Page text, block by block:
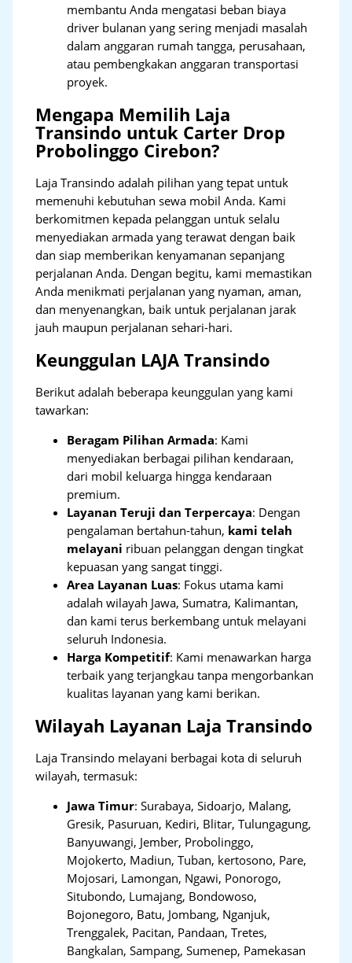
membantu Anda mengatasi beban biaya
driver bulanan yang sering menjadi masalah
dalam anggaran rumah tangga, perusahaan,
atau pembengkakan anggaran transportasi
proyek.
Mengapa Memilih Laja
Transindo untuk Carter Drop
Probolinggo Cirebon?
Laja Transindo adalah pilihan yang tepat untuk
memenuhi kebutuhan sewa mobil Anda. Kami
berkomitmen kepada pelanggan untuk selalu
menyediakan armada yang terawat dengan baik
dan siap memberikan kenyamanan sepanjang
perjalanan Anda. Dengan begitu, kami memastikan
Anda menikmati perjalanan yang nyaman, aman,
dan menyenangkan, baik untuk perjalanan jarak
jauh maupun perjalanan sehari-hari.
Keunggulan LAJA Transindo
Berikut adalah beberapa keunggulan yang kami
tawarkan:
Beragam Pilihan Armada: Kami
menyediakan berbagai pilihan kendaraan,
dari mobil keluarga hingga kendaraan
premium.
Layanan Teruji dan Terpercaya: Dengan
pengalaman bertahun-tahun, kami telah
melayani ribuan pelanggan dengan tingkat
kepuasan yang sangat tinggi.
Area Layanan Luas: Fokus utama kami
adalah wilayah Jawa, Sumatra, Kalimantan,
dan kami terus berkembang untuk melayani
seluruh Indonesia.
Harga Kompetitif: Kami menawarkan harga
terbaik yang terjangkau tanpa mengorbankan
kualitas layanan yang kami berikan.
Wilayah Layanan Laja Transindo
Laja Transindo melayani berbagai kota di seluruh
wilayah, termasuk:
Jawa Timur:Surabaya, Sidoarjo, Malang,
Gresik, Pasuruan, Kediri, Blitar, Tulungagung,
Banyuwangi, Jember, Probolinggo,
Mojokerto, Madiun, Tuban, kertosono, Pare,
Mojosari, Lamongan, Ngawi, Ponorogo,
Situbondo, Lumajang, Bondowoso,
Bojonegoro, Batu, Jombang, Nganjuk,
Trenggalek, Pacitan, Pandaan, Tretes,
Bangkalan, Sampang, Sumenep, Pamekasan